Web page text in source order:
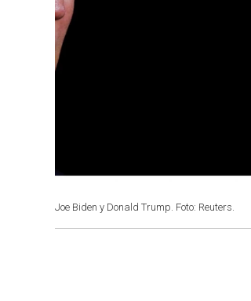
Joe Biden y Donald Trump. Foto: Reuters.